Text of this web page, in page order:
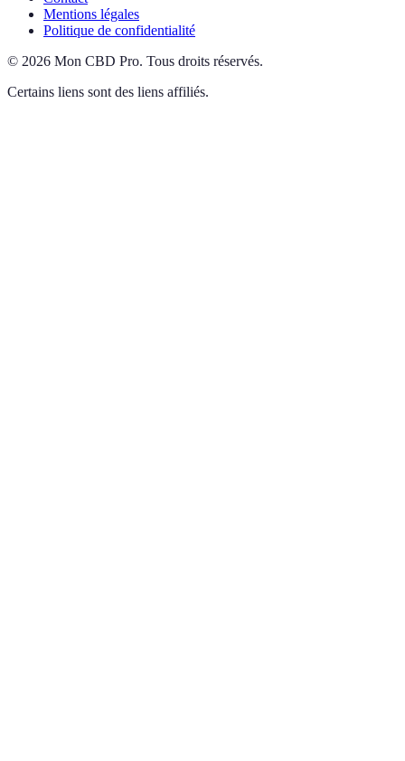
Mentions légales
Politique de confidentialité
© 2026 Mon CBD Pro. Tous droits réservés.
Certains liens sont des liens affiliés.